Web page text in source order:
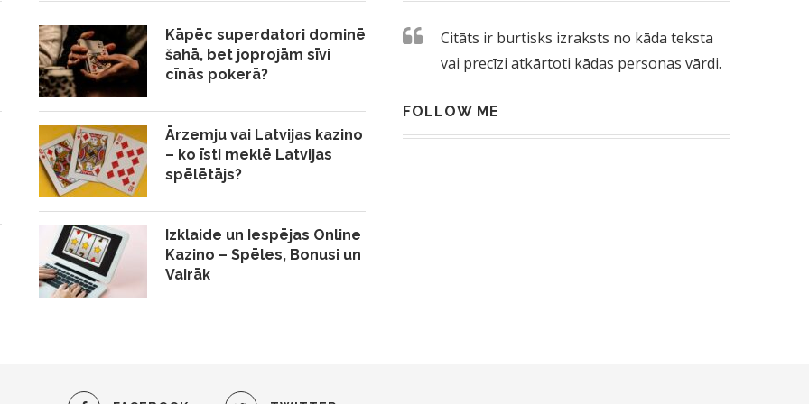
Kāpēc superdatori dominē
šahā, bet joprojām sīvi
cīnās pokerā?
Ārzemju vai Latvijas kazino
– ko īsti meklē Latvijas
spēlētājs?
Izklaide un Iespējas Online
Kazino – Spēles, Bonusi un
Vairāk
Citāts ir burtisks izraksts no kāda teksta
vai precīzi atkārtoti kādas personas vārdi.
FOLLOW ME